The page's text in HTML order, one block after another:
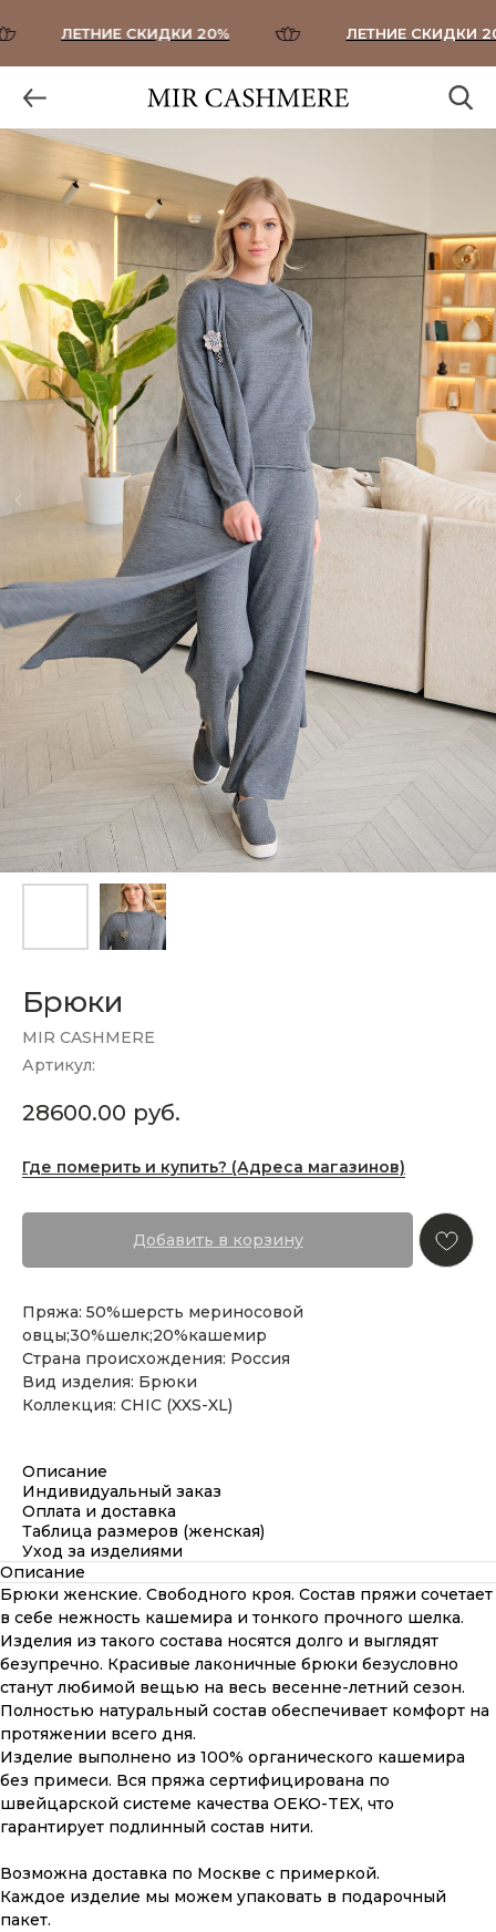
ЛЕТНИЕ СКИДКИ 20% ЛЕТНИЕ СКИДКИ 20%
Брюки
MIR CASHMERE
Артикул:
28600.00 руб.
Где померить и купить? (Адреса магазинов)
Добавить в корзину
Пряжа: 50%шерсть мериносовой
овцы;30%шелк;20%кашемир
Страна происхождения: Россия
Вид изделия: Брюки
Коллекция: CHIC (XXS-XL)
Описание
Индивидуальный заказ
Оплата и доставка
Таблица размеров (женская)
Уход за изделиями
Описание
Брюки женские. Свободного кроя. Состав пряжи сочетает
в себе нежность кашемира и тонкого прочного шелка.
Изделия из такого состава носятся долго и выглядят
безупречно. Красивые лаконичные брюки безусловно
станут любимой вещью на весь весенне-летний сезон.
Полностью натуральный состав обеспечивает комфорт на
протяжении всего дня.
Изделие выполнено из 100% органического кашемира
без примеси. Вся пряжа сертифицирована по
швейцарской системе качества OEKO-TEX, что
гарантирует подлинный состав нити.
Возможна доставка по Москве с примеркой.
Каждое изделие мы можем упаковать в подарочный
пакет.